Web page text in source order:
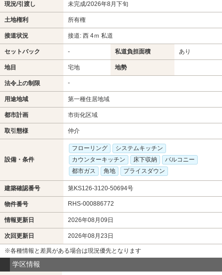
現況/引渡し 未完成/2026年8月下旬
土地権利 所有権
接道状況 接道: 西 4ｍ 私道
セットバック - 私道負担面積 あり
地目 宅地 地勢
法令上の制限 -
用途地域 第一種住居地域
都市計画 市街化区域
取引態様 仲介
設備・条件
フローリング
システムキッチン
カウンターキッチン
床下収納
バルコニー
都市ガス
角地 プライスダウン
建築確認番号 第KS126-3120-50694号
物件番号 RHS-000886772
情報更新日 2026年08月09日
次回更新日 2026年08月23日
※各種情報と差異がある場合は現況優先となります
学区情報